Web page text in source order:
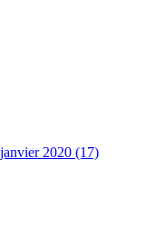
2020 (17)